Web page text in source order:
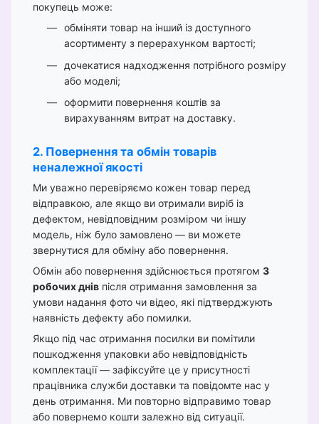
покупець може:
обміняти товар на інший із доступного
асортименту з перерахунком вартості;
дочекатися надходження потрібного розміру
або моделі;
оформити повернення коштів за
вирахуванням витрат на доставку.
2. Повернення та обмін товарів
неналежної якості
Ми уважно перевіряємо кожен товар перед
відправкою, але якщо ви отримали виріб із
дефектом, невідповідним розміром чи іншу
модель, ніж було замовлено — ви можете
звернутися для обміну або повернення.
Обмін або повернення здійснюється протягом 3
робочих днів після отримання замовлення за
умови надання фото чи відео, які підтверджують
наявність дефекту або помилки.
Якщо під час отримання посилки ви помітили
пошкодження упаковки або невідповідність
комплектації — зафіксуйте це у присутності
працівника служби доставки та повідомте нас у
день отримання. Ми повторно відправимо товар
або повернемо кошти залежно від ситуації.